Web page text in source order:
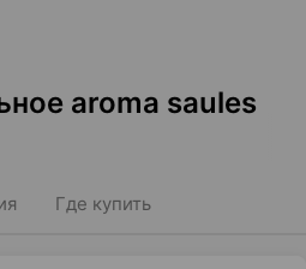
aroma saules
Где купить